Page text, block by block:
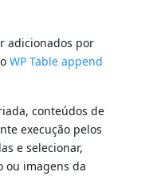
adicionados por
WP Table append
conteúdos de
execução pelos
e selecionar,
ou imagens da